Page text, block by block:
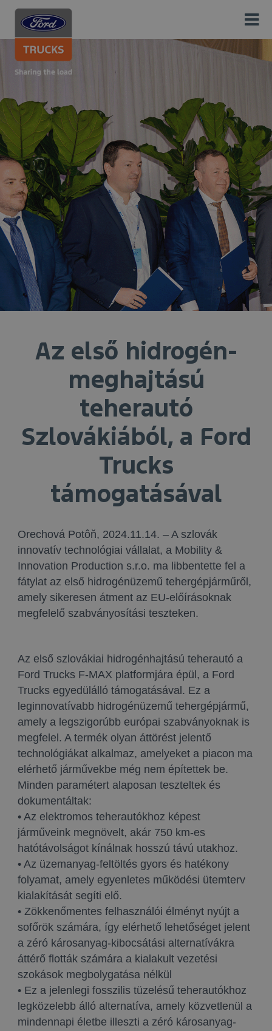
Az első hidrogén-
meghajtású
teherautó
Szlovákiából, a Ford
Trucks
támogatásával
Orechová Potôň, 2024.11.14. – A szlovák
innovatív technológiai vállalat, a Mobility &
Innovation Production s.r.o. ma libbentette fel a
fátylat az első hidrogénüzemű tehergépjárműről,
amely sikeresen átment az EU-előírásoknak
megfelelő szabványosítási teszteken.
Az első szlovákiai hidrogénhajtású teherautó a
Ford Trucks F-MAX platformjára épül, a Ford
Trucks egyedülálló támogatásával. Ez a
leginnovatívabb hidrogénüzemű tehergépjármű,
amely a legszigorúbb európai szabványoknak is
megfelel. A termék olyan áttörést jelentő
technológiákat alkalmaz, amelyeket a piacon ma
elérhető járművekbe még nem építettek be.
Minden paramétert alaposan teszteltek és
dokumentáltak:
• Az elektromos teherautókhoz képest
járműveink megnövelt, akár 750 km-es
hatótávolságot kínálnak hosszú távú utakhoz.
• Az üzemanyag-feltöltés gyors és hatékony
folyamat, amely egyenletes működési ütemterv
kialakítását segíti elő.
• Zökkenőmentes felhasználói élményt nyújt a
sofőrök számára, így elérhető lehetőséget jelent
a zéró károsanyag-kibocsátási alternatívákra
áttérő flották számára a kialakult vezetési
szokások megbolygatása nélkül
• Ez a jelenlegi fosszilis tüzelésű teherautókhoz
legközelebb álló alternatíva, amely közvetlenül a
mindennapi életbe illeszti a zéró károsanyag-